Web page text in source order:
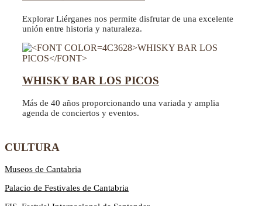
Explorar Liérganes nos permite disfrutar de una excelente
unión entre historia y naturaleza.
WHISKY BAR LOS PICOS
Más de 40 años proporcionando una variada y amplia
agenda de conciertos y eventos.
CULTURA
Museos de Cantabria
Palacio de Festivales de Cantabria